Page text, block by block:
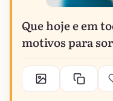
Que hoje e em
motivos para